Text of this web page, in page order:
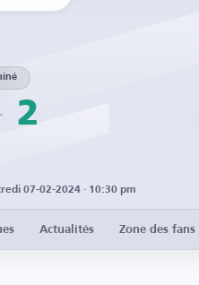
2
07-02-2024 · 10:30 pm
Actualités Zone des fans